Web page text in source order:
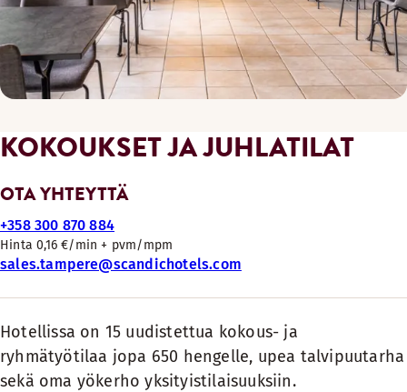
KOKOUKSET JA JUHLATILAT
OTA YHTEYTTÄ
+358 300 870 884
Hinta 0,16 €/min + pvm/mpm
sales.tampere@scandichotels.com
Hotellissa on 15 uudistettua kokous- ja
ryhmätyötilaa jopa 650 hengelle, upea talvipuutarha
sekä oma yökerho yksityistilaisuuksiin.